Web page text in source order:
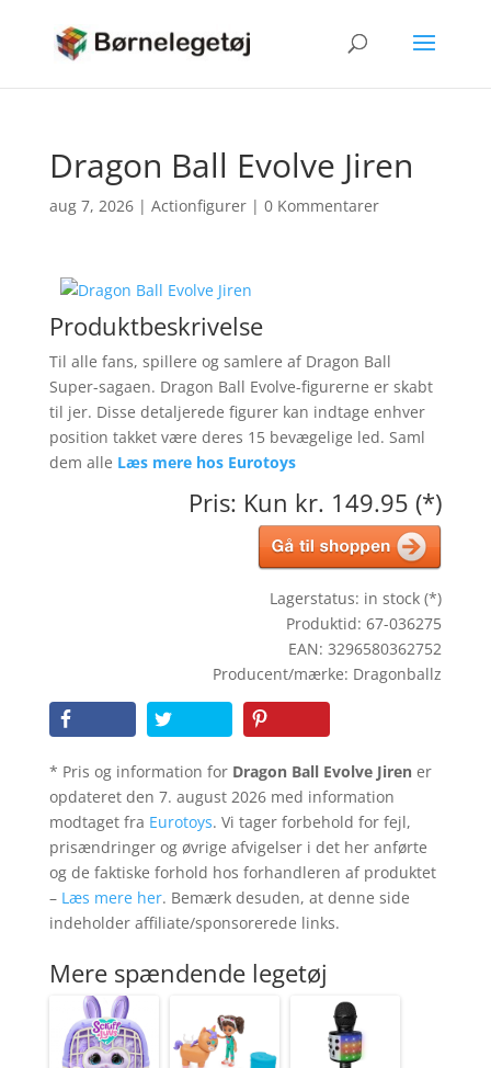
Dragon Ball Evolve Jiren
aug 7, 2026| Actionfigurer| 0 Kommentarer
Produktbeskrivelse
Til alle fans, spillere og samlere af Dragon Ball
Super-sagaen. Dragon Ball Evolve-figurerne er skabt
til jer. Disse detaljerede figurer kan indtage enhver
position takket være deres 15 bevægelige led. Saml
dem alle Læs mere hos Eurotoys
Pris: Kun kr. 149.95 (*)
Lagerstatus: in stock (*)
Produktid: 67-036275
EAN: 3296580362752
Producent/mærke: Dragonballz
* Pris og information for Dragon Ball Evolve Jirener
opdateret den 7. august 2026 med information
modtaget fra Eurotoys. Vi tager forbehold for fejl,
prisændringer og øvrige afvigelser i det her anførte
og de faktiske forhold hos forhandleren af produktet
– Læs mere her. Bemærk desuden, at denne side
indeholder affiliate/sponsorerede links.
Mere spændende legetøj